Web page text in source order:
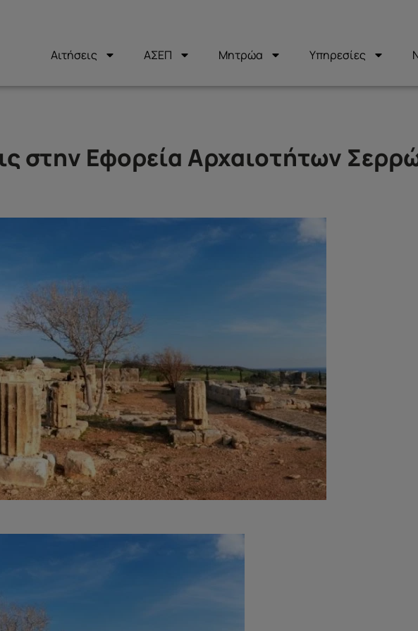
Αιτήσεις ΑΣΕΠ Μητρώα Υπηρεσίες
στην Εφορεία Αρχαιοτήτων